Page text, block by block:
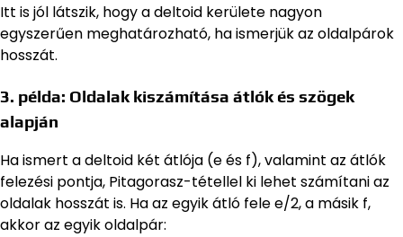
Itt is jól látszik, hogy a deltoid kerülete nagyon
egyszerűen meghatározható, ha ismerjük az oldalpárok
hosszát.
3. példa: Oldalak kiszámítása átlók és szögek
alapján
Ha ismert a deltoid két átlója (e és f), valamint az átlók
felezési pontja, Pitagorasz-tétellel ki lehet számítani az
oldalak hosszát is. Ha az egyik átló fele e/2, a másik f,
akkor az egyik oldalpár: